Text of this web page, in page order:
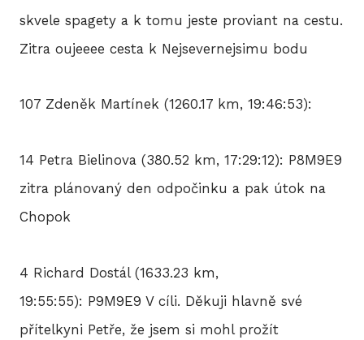
skvele spagety a k tomu jeste proviant na cestu.
Zitra oujeeee cesta k Nejsevernejsimu bodu
107 Zdeněk Martínek (1260.17 km, 19:46:53):
14 Petra Bielinova (380.52 km, 17:29:12): P8M9E9
zitra plánovaný den odpočinku a pak útok na
Chopok
4 Richard Dostál (1633.23 km,
19:55:55): P9M9E9 V cíli. Děkuji hlavně své
přítelkyni Petře, že jsem si mohl prožít